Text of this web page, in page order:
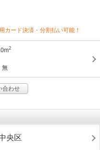
ード決済・分割払い可能！
2
無
合わせ
央区